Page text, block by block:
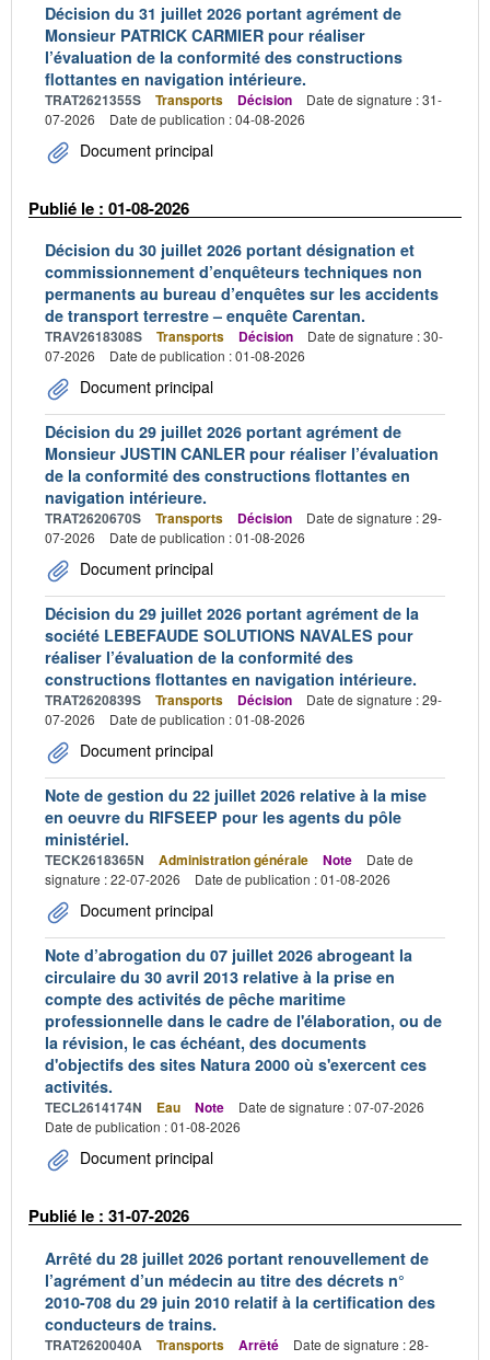
Décision du 31 juillet 2026 portant agrément de
Monsieur PATRICK CARMIER pour réaliser
l’évaluation de la conformité des constructions
flottantes en navigation intérieure.
TRAT2621355S Transports Décision
Date de signature : 31-
07-2026
Date de publication : 04-08-2026
Document principal
Publié le : 01-08-2026
Décision du 30 juillet 2026 portant désignation et
commissionnement d’enquêteurs techniques non
permanents au bureau d’enquêtes sur les accidents
de transport terrestre – enquête Carentan.
TRAV2618308S Transports Décision
Date de signature : 30-
07-2026
Date de publication : 01-08-2026
Document principal
Décision du 29 juillet 2026 portant agrément de
Monsieur JUSTIN CANLER pour réaliser l’évaluation
de la conformité des constructions flottantes en
navigation intérieure.
TRAT2620670S Transports Décision
Date de signature : 29-
07-2026
Date de publication : 01-08-2026
Document principal
Décision du 29 juillet 2026 portant agrément de la
société LEBEFAUDE SOLUTIONS NAVALES pour
réaliser l’évaluation de la conformité des
constructions flottantes en navigation intérieure.
TRAT2620839S Transports Décision
Date de signature : 29-
07-2026
Date de publication : 01-08-2026
Document principal
Note de gestion du 22 juillet 2026 relative à la mise
en oeuvre du RIFSEEP pour les agents du pôle
ministériel.
TECK2618365N Administration générale Note
Date de
signature : 22-07-2026
Date de publication : 01-08-2026
Document principal
Note d’abrogation du 07 juillet 2026 abrogeant la
circulaire du 30 avril 2013 relative à la prise en
compte des activités de pêche maritime
professionnelle dans le cadre de l'élaboration, ou de
la révision, le cas échéant, des documents
d'objectifs des sites Natura 2000 où s'exercent ces
activités.
TECL2614174N Eau Note
Date de signature : 07-07-2026
Date de publication : 01-08-2026
Document principal
Publié le : 31-07-2026
Arrêté du 28 juillet 2026 portant renouvellement de
l’agrément d’un médecin au titre des décrets n°
2010-708 du 29 juin 2010 relatif à la certification des
conducteurs de trains.
TRAT2620040A Transports Arrêté
Date de signature : 28-